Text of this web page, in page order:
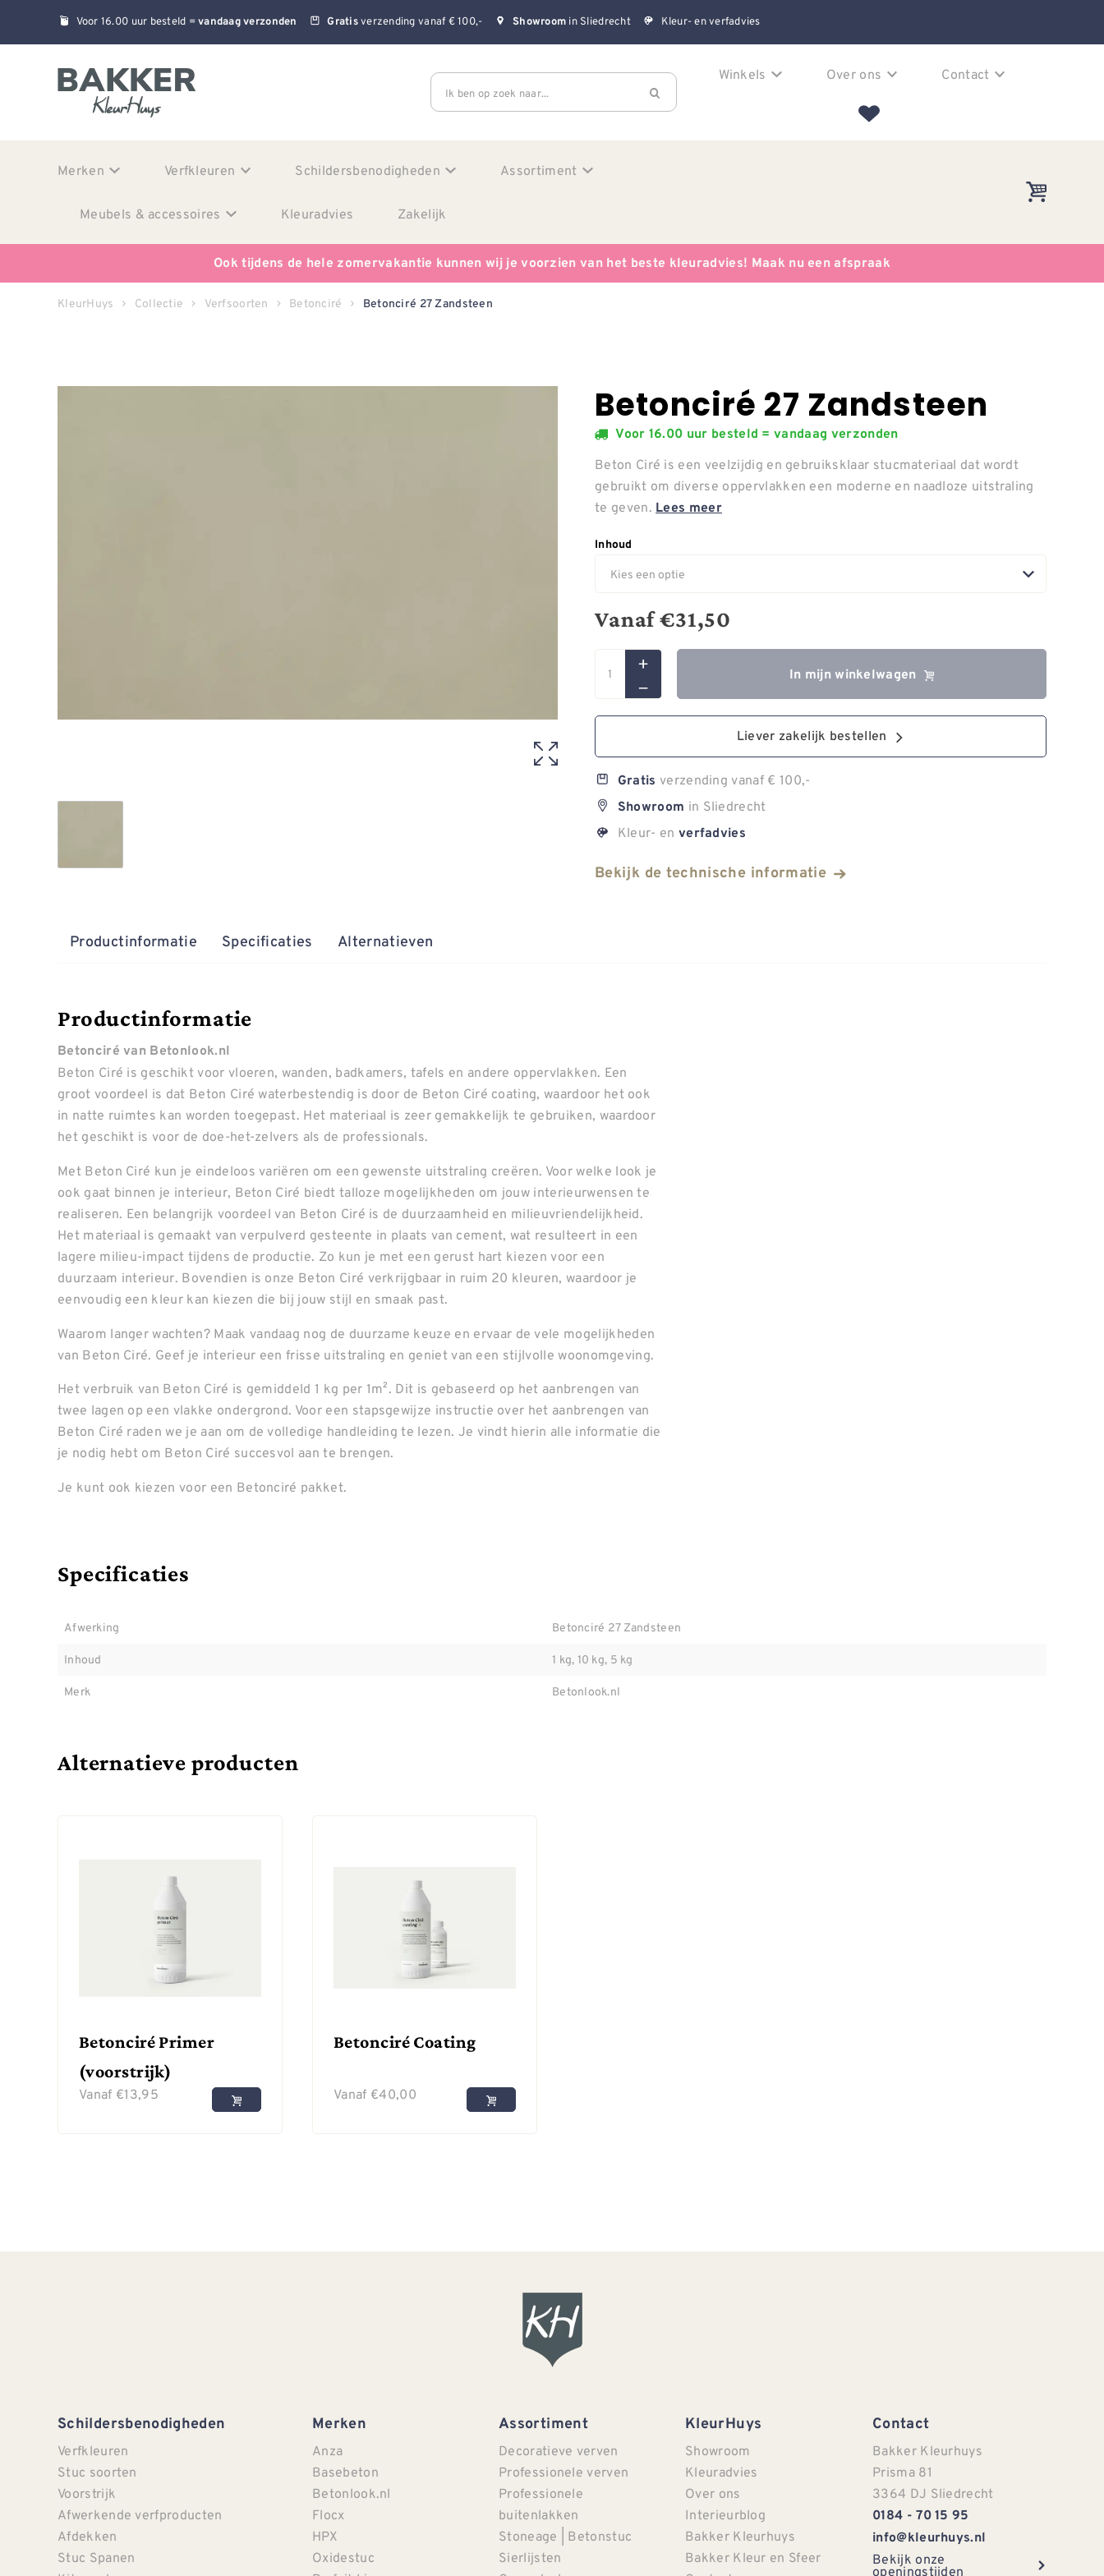
Voor 16.00 uur besteld =vandaag verzonden Gratisverzending vanaf € 100,- Showroom in Sliedrecht Kleur- en verfadvies
Ik ben op zoek naar...
Winkels Over ons Contact
Merken Verfkleuren Schildersbenodigheden Assortiment
Meubels & accessoires Kleuradvies Zakelijk
Ook tijdens de hele zomervakantie kunnen wij je voorzien van het beste kleuradvies! Maak nu een afspraak
KleurHuys Collectie Verfsoorten Betonciré Betonciré 27 Zandsteen
Betonciré 27 Zandsteen
Voor 16.00 uur besteld = vandaag verzonden
Beton Ciré is een veelzijdig en gebruiksklaar stucmateriaal dat wordt
gebruikt om diverse oppervlakken een moderne en naadloze uitstraling
te geven. Lees meer
Inhoud
Vanaf€31,50
In mijn winkelwagen
Liever zakelijk bestellen
Gratis verzending vanaf € 100,-
Showroom in Sliedrecht
Kleur- en verfadvies
Bekijk de technische informatie
Productinformatie Specificaties Alternatieven
Productinformatie
Betonciré van Betonlook.nl
Beton Ciré is geschikt voor vloeren, wanden, badkamers, tafels en andere oppervlakken. Een
groot voordeel is dat Beton Ciré waterbestendig is door de Beton Ciré coating, waardoor het ook
in natte ruimtes kan worden toegepast. Het materiaal is zeer gemakkelijk te gebruiken, waardoor
het geschikt is voor de doe-het-zelvers als de professionals.
Met Beton Ciré kun je eindeloos variëren om een gewenste uitstraling creëren. Voor welke look je
ook gaat binnen je interieur, Beton Ciré biedt talloze mogelijkheden om jouw interieurwensen te
realiseren. Een belangrijk voordeel van Beton Ciré is de duurzaamheid en milieuvriendelijkheid.
Het materiaal is gemaakt van verpulverd gesteente in plaats van cement, wat resulteert in een
lagere milieu-impact tijdens de productie. Zo kun je met een gerust hart kiezen voor een
duurzaam interieur. Bovendien is onze Beton Ciré verkrijgbaar in ruim 20 kleuren, waardoor je
eenvoudig een kleur kan kiezen die bij jouw stijl en smaak past.
Waarom langer wachten? Maak vandaag nog de duurzame keuze en ervaar de vele mogelijkheden
van Beton Ciré. Geef je interieur een frisse uitstraling en geniet van een stijlvolle woonomgeving.
Het verbruik van Beton Ciré is gemiddeld 1 kg per 1m². Dit is gebaseerd op het aanbrengen van
twee lagen op een vlakke ondergrond. Voor een stapsgewijze instructie over het aanbrengen van
Beton Ciré raden we je aan om de volledige handleiding te lezen. Je vindt hierin alle informatie die
je nodig hebt om Beton Ciré succesvol aan te brengen.
Je kunt ook kiezen voor een Betonciré pakket.
Specificaties
Afwerking
Betonciré 27 Zandsteen
Inhoud
1 kg, 10 kg, 5 kg
Merk
Betonlook.nl
Alternatieve producten
Betonciré Primer
(voorstrijk)
Vanaf €13,95
Betonciré Coating
Vanaf €40,00
Schildersbenodigheden
Verfkleuren
Stuc soorten
Voorstrijk
Afwerkende verfproducten
Afdekken
Stuc Spanen
Merken
Anza
Basebeton
Betonlook.nl
Flocx
HPX
Oxidestuc
Assortiment
Decoratieve verven
Professionele verven
Professionele
buitenlakken
Stoneage | Betonstuc
Sierlijsten
KleurHuys
Showroom
Kleuradvies
Over ons
Interieurblog
Bakker Kleurhuys
Bakker Kleur en Sfeer
Contact
Bakker Kleurhuys
Prisma 81
3364 DJ Sliedrecht
0184 - 70 15 95
info@kleurhuys.nl
Bekijk onze
openingstijden